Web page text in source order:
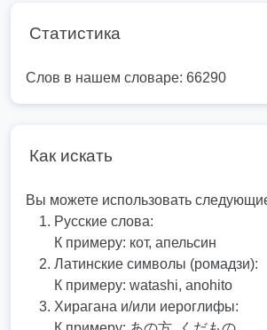
Статистика
Слов в нашем словаре: 66290
Как искать
Вы можете использовать
Русские слова:
К примеру: кот, апельсин
Латинские символы (ромадзи):
К примеру: watashi, anohito
Хирагана и/или иероглифы: